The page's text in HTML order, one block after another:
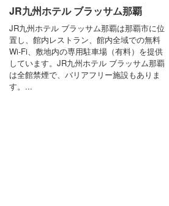
JR九州ホテル ブラッサム那覇
JR九州ホテル ブラッサム那覇は那覇市に位
置し、館内レストラン、館内全域での無料
Wi-Fi、敷地内の専用駐車場（有料）を提供
しています。JR九州ホテル ブラッサム那覇
は全館禁煙で、バリアフリー施設もありま
す。...